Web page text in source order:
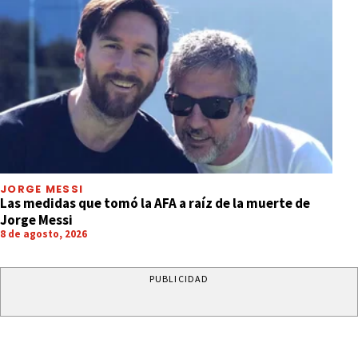
JORGE MESSI
Las medidas que tomó la AFA a raíz de la muerte de
Jorge Messi
8 de agosto, 2026
PUBLICIDAD